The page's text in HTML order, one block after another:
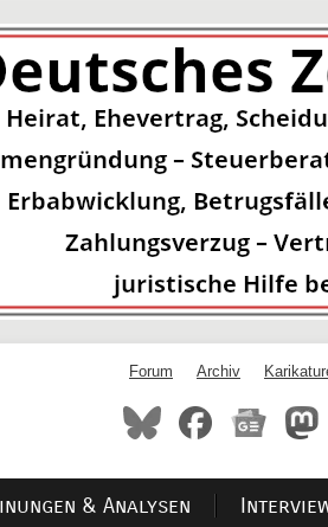
Forum Archiv
& Analysen